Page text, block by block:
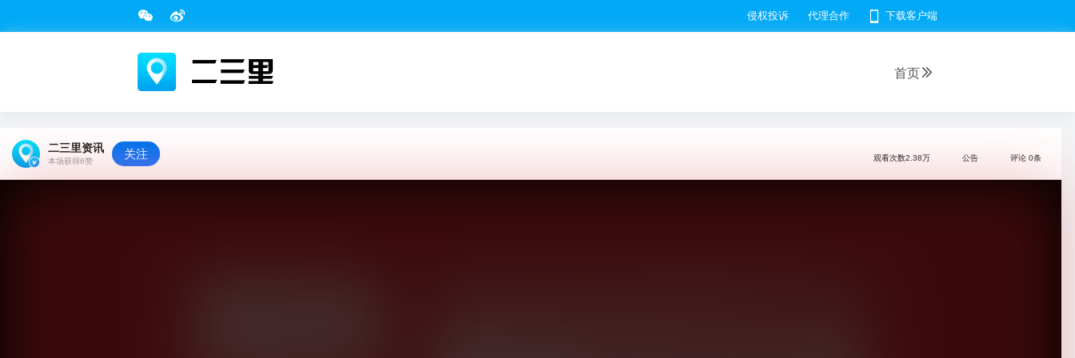
侵权投诉 代理合作 下载客户端
首页
二三里资讯
本场获得6赞 关注 观看次数2.38万 公告 评论0条